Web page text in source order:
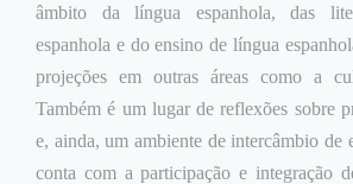
âmbito da língua espanhola, das
espanhola e do ensino de língua
projeções em outras áreas como a
Também é um lugar de reflexões sobre
e, ainda, um ambiente de intercâmbio de
conta com a participação e integração